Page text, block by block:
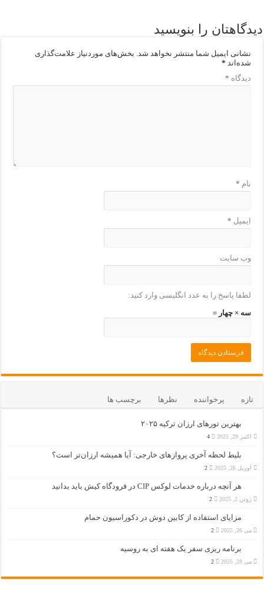
دیدگاهتان را بنویسید
نشانی ایمیل شما منتشر نخواهد شد. بخش‌های موردنیاز علامت‌گذاری
شده‌اند *
دیدگاه *
نام *
ایمیل *
وب‌ سایت
لطفا پاسخ را به عدد انگلیسی وارد کنید:
سه × چهار =
تازه پرخواننده نظرها برچسب ها
بهترین تورهای ارزان ترکیه ۲۰۲۵
اکتبر 29, 2025 4
بلیط لحظه آخری پروازهای خارجی: آیا همیشه ارزان‌تر است؟
آوریل 26, 2025 2
هر آنچه درباره خدمات لوکس CIP در فرودگاه‌ کیش باید بدانید
ژوئن 2, 2025 2
مزایای استفاده از کابین دوش در دکوراسیون حمام
می 26, 2025 2
برنامه ریزی سفر یک هفته ای به روسیه
می 28, 2025 2